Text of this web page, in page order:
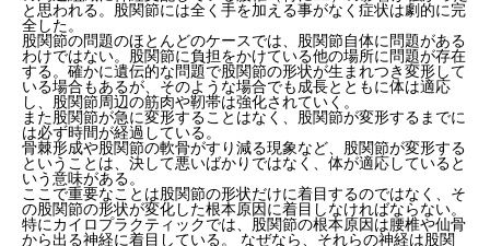
と思われる。股関節には全く手を加える事がなく症状は劇的に完
全した。
股関節の問題のほとんどのケースでは、股関節自体に問題がある
わけではない。股関節に負担をかけている他の場所に問題が存在
する。確かに遺伝的な問題で股関節の形状が生まれつき変形して
いる場合もあるが、そのような場合でも成長とともに体は適応
し、股関節周辺の筋肉や靭帯は強化されていく。
また股関節が急に変形することはなく、股関節が変形するまでに
は必ず時間が経過している。
骨棘形成や股関節の軟骨がすり減る現象など、股関節が変形する
ということは、決して悪いばかりではなく、体が適応していると
いう意味がある。
ここで重要なことは股関節の形状だけに着目するのではなく、そ
の股関節の形状が変化した根本原因に着目しなければならない。
特にカイロプラクティックでは、股関節の根本原因は腰椎や仙骨
から出る神経に着目している。 なぜなら、それらの神経は股関